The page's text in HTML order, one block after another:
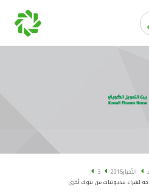
للشركات
الأخبار2015
3
لشراء مديونيات من بنوك أخرى